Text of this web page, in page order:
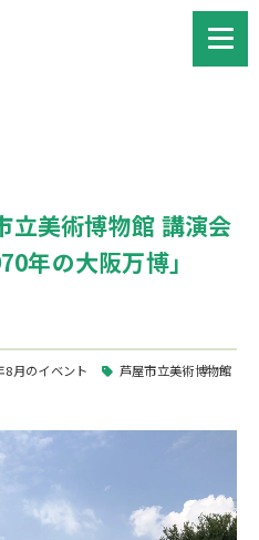
立美術博物館 講演会
年の大阪万博」
8月のイベント 芦屋市立美術博物館